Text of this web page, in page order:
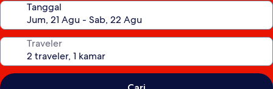
Tanggal
Traveler